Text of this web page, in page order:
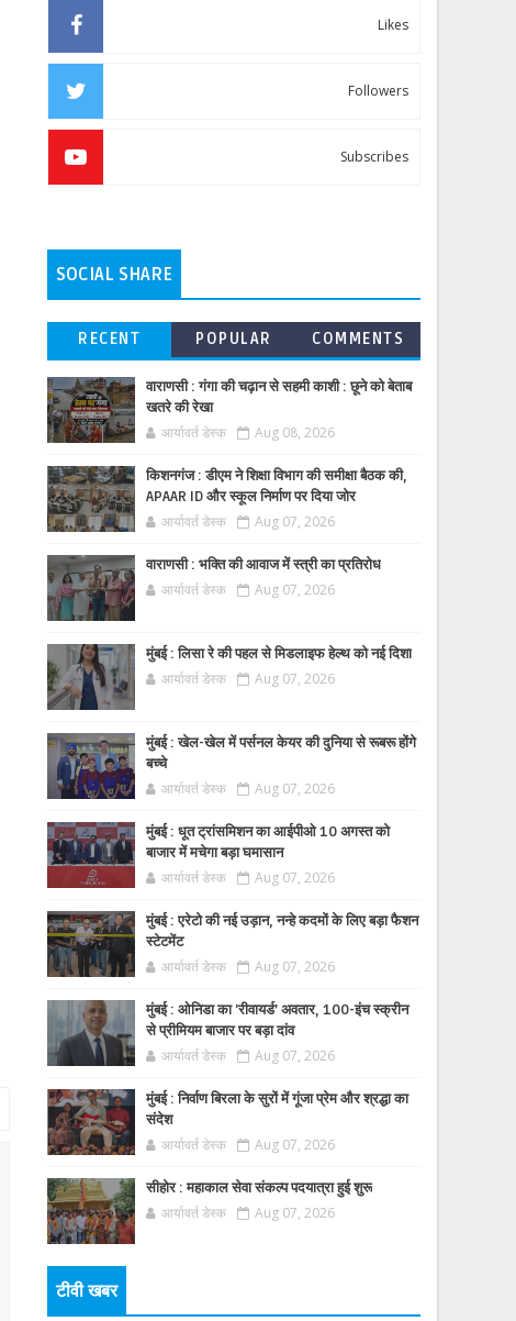
Likes
Followers
Subscribes
SOCIAL SHARE
RECENT POPULAR COMMENTS
वाराणसी : गंगा की चढ़ान से सहमी काशी : छूने को बेताब
खतरे की रेखा
आर्यावर्त डेस्क Aug 08, 2026
किशनगंज : डीएम ने शिक्षा विभाग की समीक्षा बैठक की,
APAAR ID और स्कूल निर्माण पर दिया जोर
आर्यावर्त डेस्क Aug 07, 2026
वाराणसी : भक्ति की आवाज में स्त्री का प्रतिरोध
आर्यावर्त डेस्क Aug 07, 2026
मुंबई : लिसा रे की पहल से मिडलाइफ हेल्थ को नई दिशा
आर्यावर्त डेस्क Aug 07, 2026
मुंबई : खेल-खेल में पर्सनल केयर की दुनिया से रूबरू होंगे
बच्चे
आर्यावर्त डेस्क Aug 07, 2026
मुंबई : धूत ट्रांसमिशन का आईपीओ 10 अगस्त को
बाजार में मचेगा बड़ा घमासान
आर्यावर्त डेस्क Aug 07, 2026
मुंबई : एरेटो की नई उड़ान, नन्हे कदमों के लिए बड़ा फैशन
स्टेटमेंट
आर्यावर्त डेस्क Aug 07, 2026
मुंबई : ओनिडा का 'रीवायर्ड’ अवतार, 100-इंच स्क्रीन
से प्रीमियम बाजार पर बड़ा दांव
आर्यावर्त डेस्क Aug 07, 2026
मुंबई : निर्वाण बिरला के सुरों में गूंजा प्रेम और श्रद्धा का
संदेश
आर्यावर्त डेस्क Aug 07, 2026
सीहोर : महाकाल सेवा संकल्प पदयात्रा हुई शुरू
आर्यावर्त डेस्क Aug 07, 2026
टीवी खबर